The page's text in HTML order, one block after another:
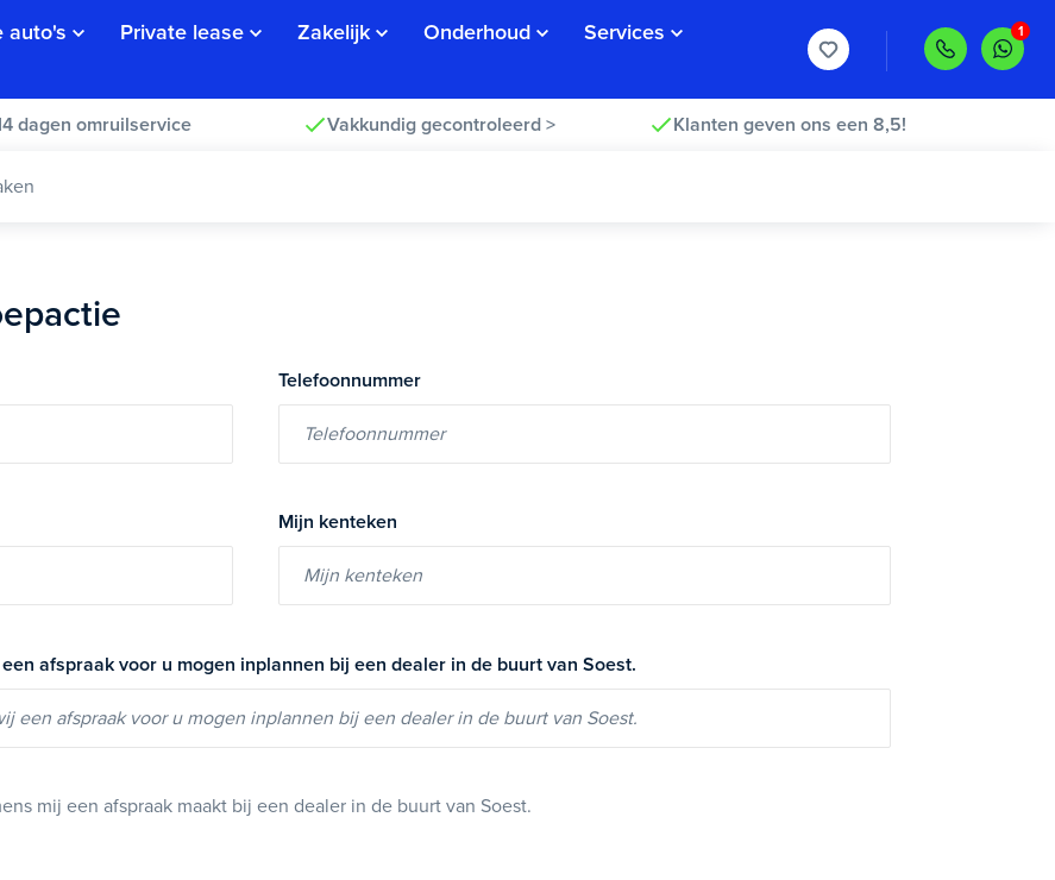
auto's Private lease Zakelijk Onderhoud
Services
dagen omruilservice Vakkundig gecontroleerd > Klanten geven ons een 8,5!
Telefoonnummer
Mijn kenteken
afspraak voor u mogen inplannen bij een dealer in de buurt van Soest.
mij een afspraak maakt bij een dealer in de buurt van Soest.